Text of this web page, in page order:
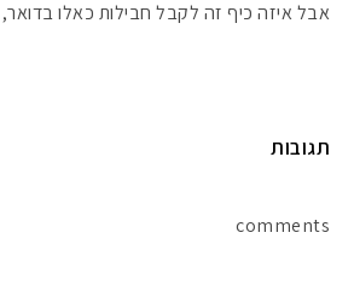
אבל איזה כיף זה לקבל חבילות כאלו
תגובות
comments